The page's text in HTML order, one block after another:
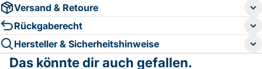
Versand & Retoure
Rückgaberecht
Hersteller & Sicherheitshinweise
Das könnte dir auch gefallen.